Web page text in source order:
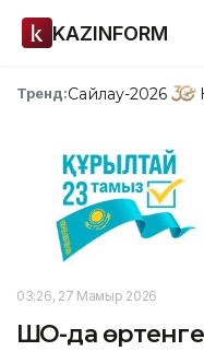
KAZINFORM
Тренд:Сайлау-2026
03:26, 27 Мамыр 2026
ШҚО-да